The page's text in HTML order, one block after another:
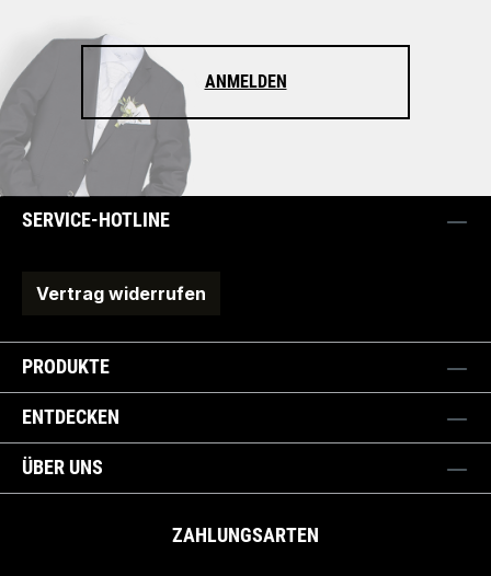
ANMELDEN
SERVICE-HOTLINE
Vertrag widerrufen
PRODUKTE
ENTDECKEN
ÜBER UNS
ZAHLUNGSARTEN